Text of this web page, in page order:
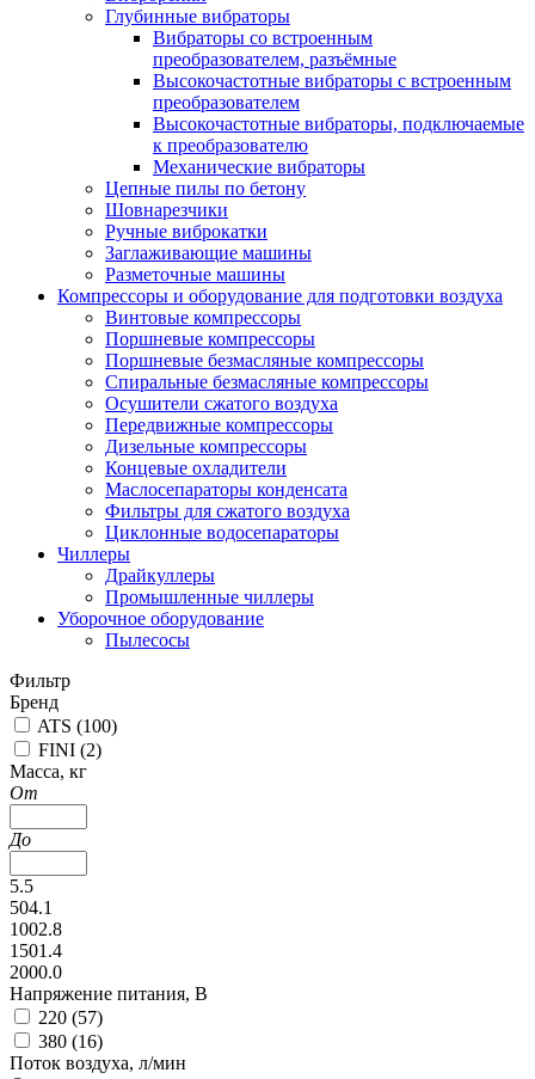
Глубинные вибраторы
Вибраторы со встроенным
преобразователем, разъёмные
Высокочастотные вибраторы с встроенным
преобразователем
Высокочастотные вибраторы, подключаемые
к преобразователю
Механические вибраторы
Цепные пилы по бетону
Шовнарезчики
Ручные виброкатки
Заглаживающие машины
Разметочные машины
Компрессоры и оборудование для подготовки воздуха
Винтовые компрессоры
Поршневые компрессоры
Поршневые безмасляные компрессоры
Спиральные безмасляные компрессоры
Осушители сжатого воздуха
Передвижные компрессоры
Дизельные компрессоры
Концевые охладители
Маслосепараторы конденсата
Фильтры для сжатого воздуха
Циклонные водосепараторы
Чиллеры
Драйкуллеры
Промышленные чиллеры
Уборочное оборудование
Пылесосы
Фильтр
Бренд
ATS (100)
FINI (2)
Масса, кг
От
До
5.5
504.1
1002.8
1501.4
2000.0
Напряжение питания, В
220 (57)
380 (16)
Поток воздуха, л/мин